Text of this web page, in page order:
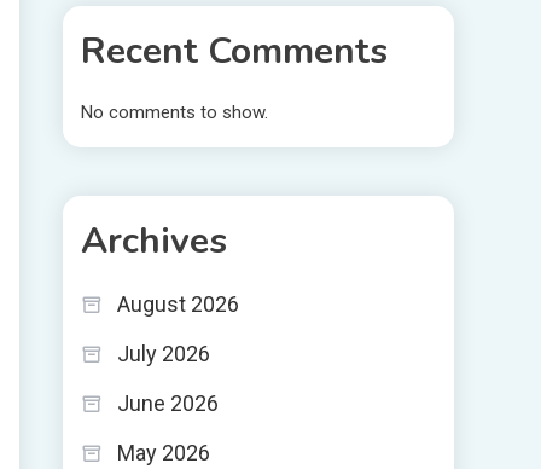
Recent Comments
No comments to show.
Archives
August 2026
July 2026
June 2026
May 2026